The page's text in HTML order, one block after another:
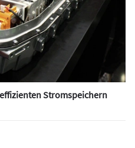
Stromspeichern